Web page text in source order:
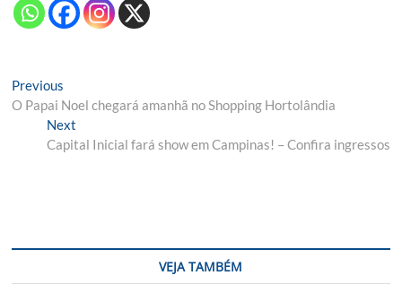
Navegação
de
Post
Previous
post:
O Papai Noel chegará amanhã no Shopping Hortolândia
NextNext
post:
Capital Inicial fará show em Campinas! – Confira ingressos
VEJA TAMBÉM